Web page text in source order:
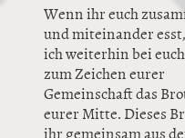
Wenn ihr euch
und miteinander
ich weiterhin bei
zum Zeichen eurer
Gemeinschaft das
eurer Mitte. Dieses
ihr gemeinsam aus